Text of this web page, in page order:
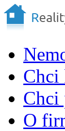
Chci
Chci
O